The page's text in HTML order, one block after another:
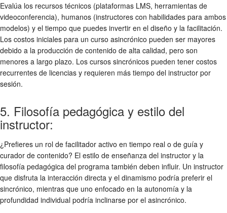
Evalúa los recursos técnicos (plataformas LMS, herramientas de
videoconferencia), humanos (instructores con habilidades para ambos
modelos) y el tiempo que puedes invertir en el diseño y la facilitación.
Los costos iniciales para un curso asincrónico pueden ser mayores
debido a la producción de contenido de alta calidad, pero son
menores a largo plazo. Los cursos sincrónicos pueden tener costos
recurrentes de licencias y requieren más tiempo del instructor por
sesión.
5. Filosofía pedagógica y estilo del
instructor:
¿Prefieres un rol de facilitador activo en tiempo real o de guía y
curador de contenido? El estilo de enseñanza del instructor y la
filosofía pedagógica del programa también deben influir. Un instructor
que disfruta la interacción directa y el dinamismo podría preferir el
sincrónico, mientras que uno enfocado en la autonomía y la
profundidad individual podría inclinarse por el asincrónico.